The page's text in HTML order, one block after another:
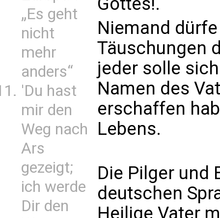
„Es geht
nicht
mehr
anders“
'Du hast
mir den
Weg nach
Ars
gezeigt;
ich werde
Dir den
Niemand
Täuschungen
jeder solle
Namen des
erschaffen
Lebens.
Die Pilger und
deutschen
Heilige Vater